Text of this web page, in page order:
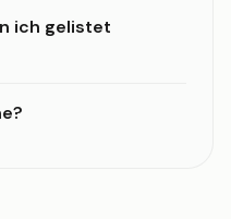
ich gelistet